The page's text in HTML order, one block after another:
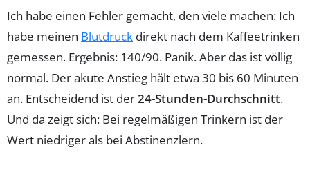
Ich habe einen Fehler gemacht, den viele machen: Ich
habe meinen Blutdruck direkt nach dem Kaffeetrinken
gemessen. Ergebnis: 140/90. Panik. Aber das ist völlig
normal. Der akute Anstieg hält etwa 30 bis 60 Minuten
an. Entscheidend ist der24-Stunden-Durchschnitt.
Und da zeigt sich: Bei regelmäßigen Trinkern ist der
Wert niedriger als bei Abstinenzlern.